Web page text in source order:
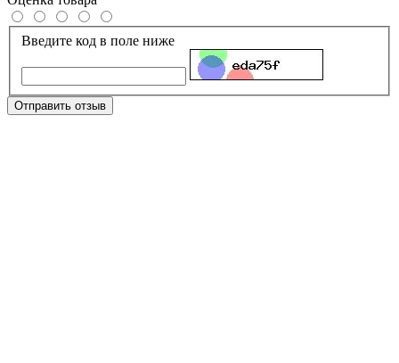
Введите код в поле ниже
Отправить отзыв